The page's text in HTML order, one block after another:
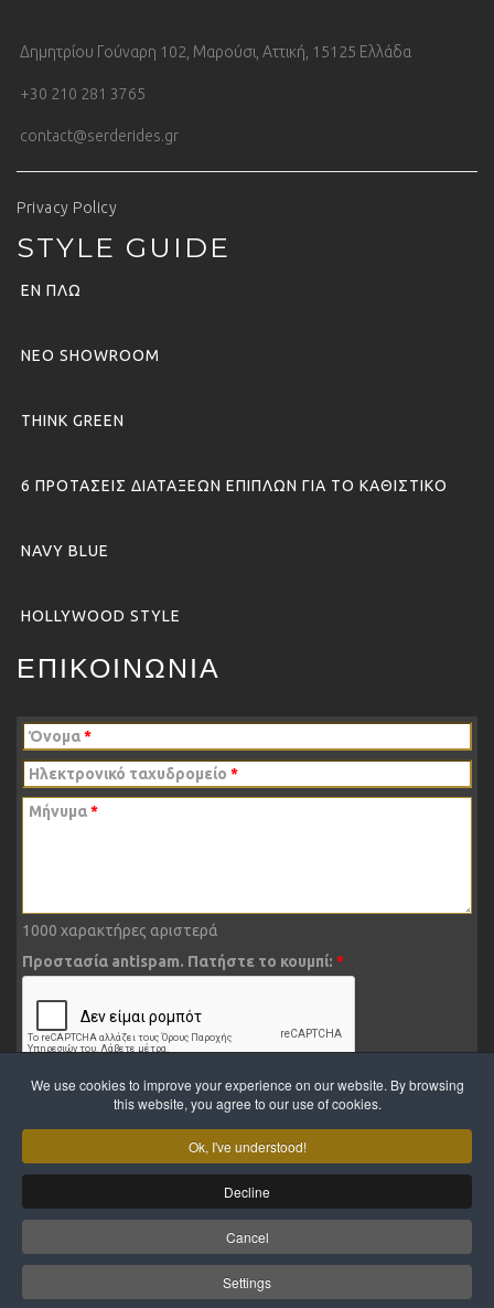
Δημητρίου Γούναρη 102, Μαρούσι, Αττική, 15125 Ελλάδα
+30 210 281 3765
contact@serderides.gr
Privacy Policy
STYLE GUIDE
ΕΝ ΠΛΩ
ΝΕΟ SHOWROOM
THINK GREEN
6 ΠΡΟΤΑΣΕΙΣ ΔΙΑΤΑΞΕΩΝ ΕΠΙΠΛΩΝ ΓΙΑ ΤΟ ΚΑΘΙΣΤΙΚΟ
NAVY BLUE
HOLLYWOOD STYLE
ΕΠΙΚΟΙΝΩΝΙΑ
Όνομα*
Ηλεκτρονικό ταχυδρομείο *
Μήνυμα*
1000 χαρακτήρες αριστερά
Προστασία antispam. Πατήστε το κουμπί: *
ΑΠΟΣΤΟΛΗ
© Serderides Furniture
We use cookies to improve your experience on our website. By browsing
this website, you agree to our use of cookies.
Ok, I've understood!
Decline
Cancel
Settings